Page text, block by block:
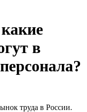
в
труда в России.